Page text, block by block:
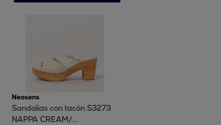
Neosens
Sandalias con tacón S3273
NAPPA CREAM/